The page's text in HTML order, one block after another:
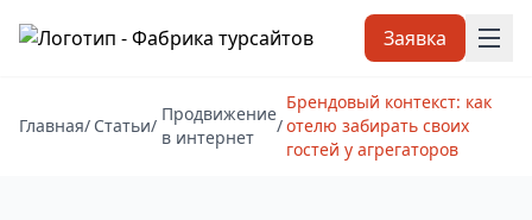
Заявка
Главная/ Статьи/
Продвижение
в интернет
/
Брендовый контекст: как
отелю забирать своих
гостей у агрегаторов